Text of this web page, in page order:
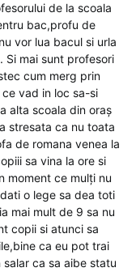
de la scoala
bac,profu de
vor lua bacul si urla
Si mai sunt profesori
cum merg prin
vad in loc sa-si
alta scoala din oraș
stresata ca nu toata
de romana venea la
sa vina la ore si
moment ce mulți nu
o lege sa dea toti
mai mult de 9 sa nu
copii si atunci sa
ca eu pot trai
ca sa aibe statu